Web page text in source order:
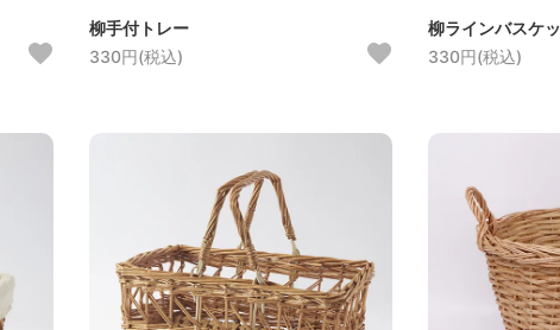
柳手付トレー
330円(税込)
柳ラインバスケ
330円(税込)